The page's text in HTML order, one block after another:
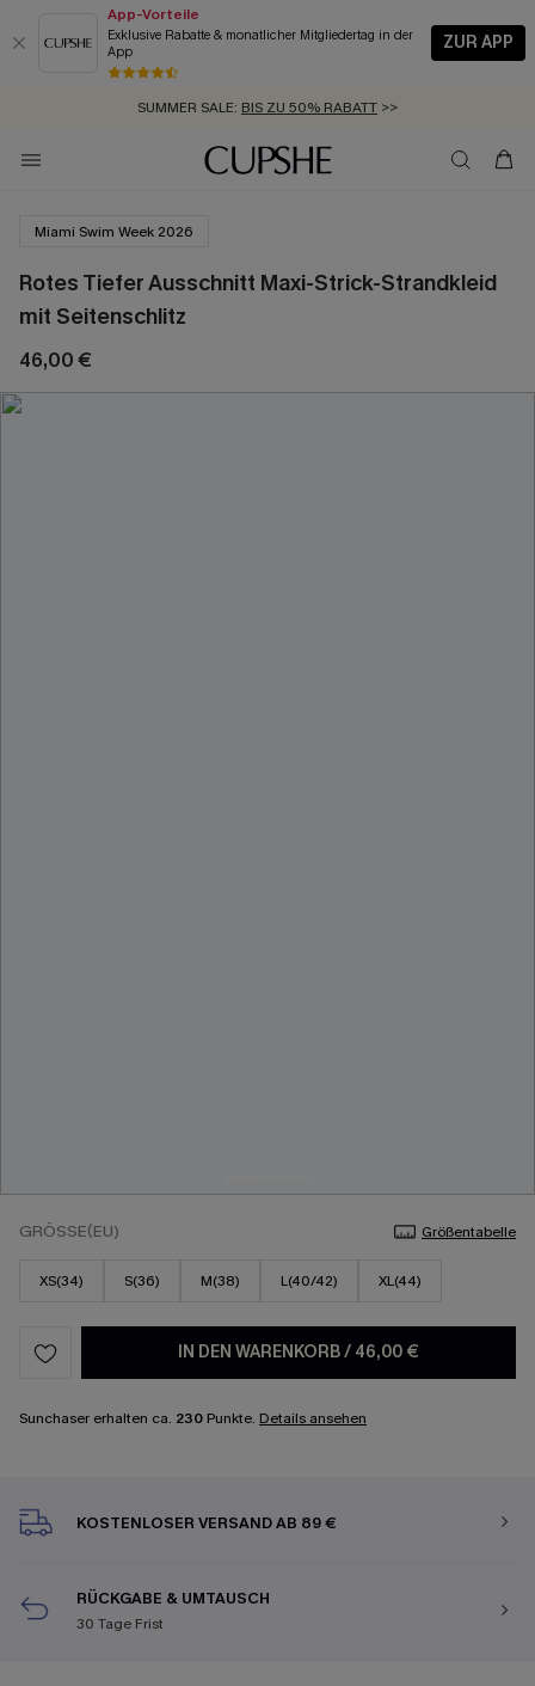
App-Vorteile
Exklusive Rabatte & monatlicher Mitgliedertag in der
App
ZUR APP
GRATIS MASSBAND MIT JEDEM SCHNELLVERSAND-ARTIKEL >>
SUMMER SALE: BIS ZU 50% RABATT >>
ZUM NEWSLETTER:BIS ZU -20% EXTRA ERHALTEN
KOSTENLOSER VERSAND AB 89 €
Miami Swim Week 2026
Rotes Tiefer Ausschnitt Maxi-Strick-Strandkleid
mit Seitenschlitz
46,00 €
GRÖSSE(EU) Größentabelle
XS(34) S(36) M(38) L(40/42) XL(44)
IN DEN WARENKORB/ 46,00 €
Sunchaser erhalten ca. 230 Punkte. Details ansehen
KOSTENLOSER VERSAND AB 89 €
RÜCKGABE & UMTAUSCH
30 Tage Frist